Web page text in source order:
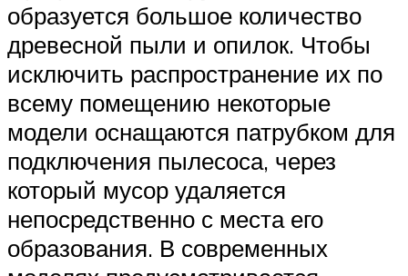
образуется большое количество
древесной пыли и опилок. Чтобы
исключить распространение их по
всему помещению некоторые
модели оснащаются патрубком для
подключения пылесоса, через
который мусор удаляется
непосредственно с места его
образования. В современных